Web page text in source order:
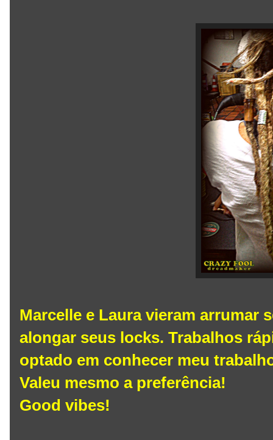
Marcelle e Laura vieram arrumar
alongar seus locks. Trabalhos
optado em conhecer meu
Valeu mesmo a preferência!
Good vibes!